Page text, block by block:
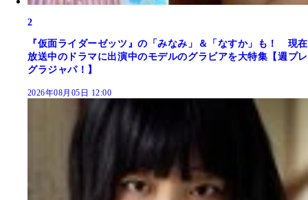
2
『仮面ライダーゼッツ』の「みなみ」＆「なすか」も！ 現在
放送中のドラマに出演中のモデルのグラビアを大特集【週プレ
グラジャパ！】
2026年08月05日 12:00